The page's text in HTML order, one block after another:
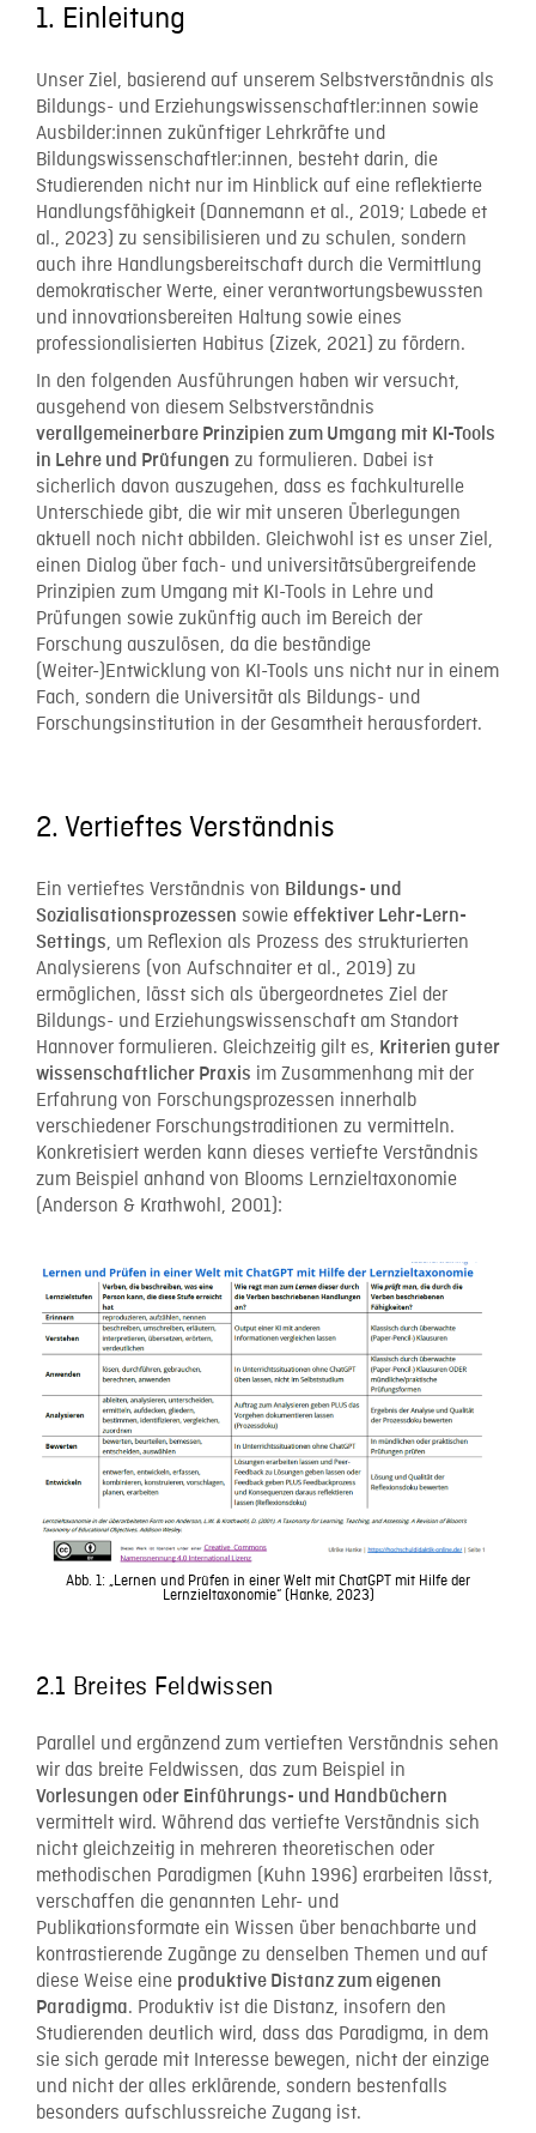
1. Einleitung
Unser Ziel, basierend auf unserem Selbstverständnis als
Bildungs- und Erziehungswissenschaftler:innen sowie
Ausbilder:innen zukünftiger Lehrkräfte und
Bildungswissenschaftler:innen, besteht darin, die
Studierenden nicht nur im Hinblick auf eine reflektierte
Handlungsfähigkeit (Dannemann et al., 2019; Labede et
al., 2023) zu sensibilisieren und zu schulen, sondern
auch ihre Handlungsbereitschaft durch die Vermittlung
demokratischer Werte, einer verantwortungsbewussten
und innovationsbereiten Haltung sowie eines
professionalisierten Habitus (Zizek, 2021) zu fördern.
In den folgenden Ausführungen haben wir versucht,
ausgehend von diesem Selbstverständnis
verallgemeinerbare Prinzipien zum Umgang mit KI-Tools
in Lehre und Prüfungen zu formulieren. Dabei ist
sicherlich davon auszugehen, dass es fachkulturelle
Unterschiede gibt, die wir mit unseren Überlegungen
aktuell noch nicht abbilden. Gleichwohl ist es unser Ziel,
einen Dialog über fach- und universitätsübergreifende
Prinzipien zum Umgang mit KI-Tools in Lehre und
Prüfungen sowie zukünftig auch im Bereich der
Forschung auszulösen, da die beständige
(Weiter-)Entwicklung von KI-Tools uns nicht nur in einem
Fach, sondern die Universität als Bildungs- und
Forschungsinstitution in der Gesamtheit herausfordert.
2. Vertieftes Verständnis
Ein vertieftes Verständnis von Bildungs- und
Sozialisationsprozessen sowie effektiver Lehr-Lern-
Settings, um Reflexion als Prozess des strukturierten
Analysierens (von Aufschnaiter et al., 2019) zu
ermöglichen, lässt sich als übergeordnetes Ziel der
Bildungs- und Erziehungswissenschaft am Standort
Hannover formulieren. Gleichzeitig gilt es, Kriterien guter
wissenschaftlicher Praxis im Zusammenhang mit der
Erfahrung von Forschungsprozessen innerhalb
verschiedener Forschungstraditionen zu vermitteln.
Konkretisiert werden kann dieses vertiefte Verständnis
zum Beispiel anhand von Blooms Lernzieltaxonomie
(Anderson & Krathwohl, 2001):
Abb. 1: „Lernen und Prüfen in einer Welt mit ChatGPT mit Hilfe der
Lernzieltaxonomie“ (Hanke, 2023)
2.1 Breites Feldwissen
Parallel und ergänzend zum vertieften Verständnis sehen
wir das breite Feldwissen, das zum Beispiel in
Vorlesungen oder Einführungs- und Handbüchern
vermittelt wird. Während das vertiefte Verständnis sich
nicht gleichzeitig in mehreren theoretischen oder
methodischen Paradigmen (Kuhn 1996) erarbeiten lässt,
verschaffen die genannten Lehr- und
Publikationsformate ein Wissen über benachbarte und
kontrastierende Zugänge zu denselben Themen und auf
diese Weise eine produktive Distanz zum eigenen
Paradigma. Produktiv ist die Distanz, insofern den
Studierenden deutlich wird, dass das Paradigma, in dem
sie sich gerade mit Interesse bewegen, nicht der einzige
und nicht der alles erklärende, sondern bestenfalls
besonders aufschlussreiche Zugang ist.